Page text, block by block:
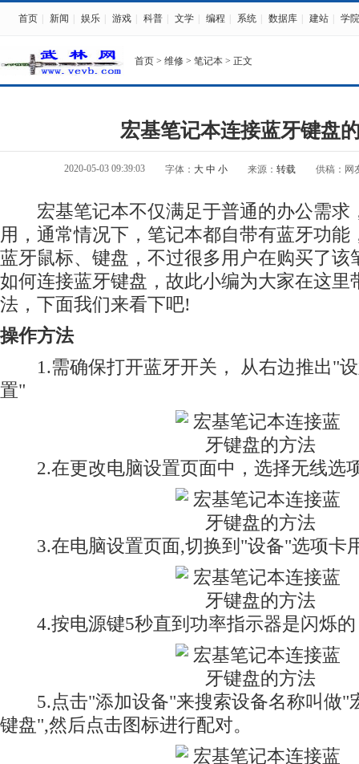
首页 新闻 娱乐 游戏 科普 文学 编程 系统 数据库 建站 学院
首页 > 维修 > 笔记本 > 正文
宏基笔记本连接蓝牙键盘
2020-05-03 09:39:03 字体： 大 中 小 来源： 转载 供稿：网
宏基笔记本不仅满足于普通的办公需求
用，通常情况下，笔记本都自带有蓝牙功能
蓝牙鼠标、键盘，不过很多用户在购买了该
如何连接蓝牙键盘，故此小编为大家在这里
法，下面我们来看下吧!
操作方法
1.需确保打开蓝牙开关， 从右边推出"设
置"
2.在更改电脑设置页面中，选择无线选
3.在电脑设置页面,切换到"设备"选项卡
4.按电源键5秒直到功率指示器是闪烁的
5.点击"添加设备"来搜索设备名称叫做"
键盘",然后点击图标进行配对。